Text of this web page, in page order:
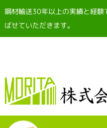
鋼材輸送30年以上の実績と経験
ばせていただきます。